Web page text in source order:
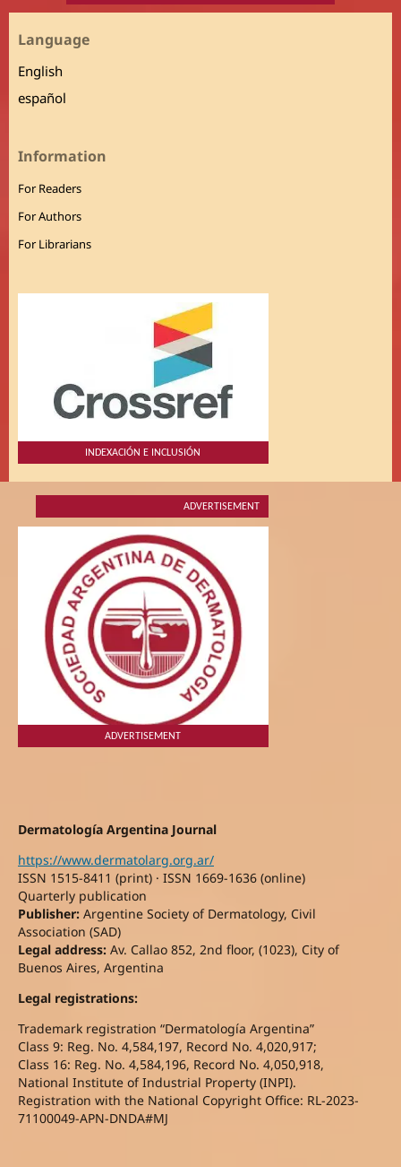
Language
English
español
Information
For Readers
For Authors
For Librarians
INDEXACIÓN E INCLUSIÓN
ADVERTISEMENT
ADVERTISEMENT
Dermatología Argentina Journal
https://www.dermatolarg.org.ar/
ISSN 1515-8411 (print) · ISSN 1669-1636 (online)
Quarterly publication
Publisher:Argentine Society of Dermatology, Civil
Association (SAD)
Legal address:Av. Callao 852, 2nd floor, (1023), City of
Buenos Aires, Argentina
Legal registrations:
Trademark registration “Dermatología Argentina”
Class 9: Reg. No. 4,584,197, Record No. 4,020,917;
Class 16: Reg. No. 4,584,196, Record No. 4,050,918,
National Institute of Industrial Property (INPI).
Registration with the National Copyright Office: RL-2023-
71100049-APN-DNDA#MJ